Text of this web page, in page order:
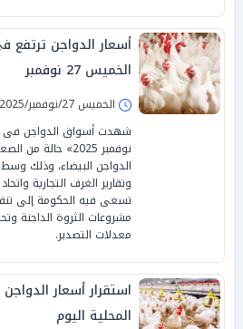
أسعار الدواجن ترتفع
الخميس 27 نوفمبر
الخميس 27/نوفمبر/2025 - 08:00 ص
نوفمبر 2025»
الدواجن البيضاء، وذلك
وتقارير الغرف التجارية
تسعى فيه الحكومة إلى
مشروعات الثروة الداجنة
معدلات التصدير.
استقرار أسعار
المحلية اليوم